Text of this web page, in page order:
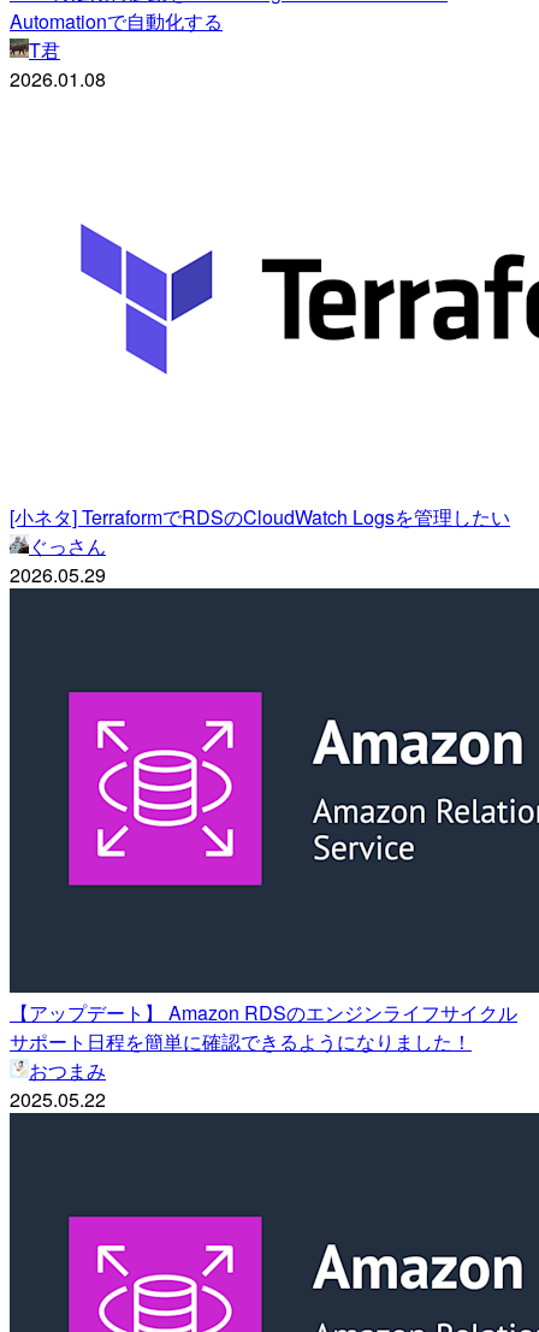
Automationで自動化する
T君
2026.01.08
[小ネタ] TerraformでRDSのCloudWatch Logsを管理したい
ぐっさん
2026.05.29
【アップデート】 Amazon RDSのエンジンライフサイクル
サポート日程を簡単に確認できるようになりました！
おつまみ
2025.05.22